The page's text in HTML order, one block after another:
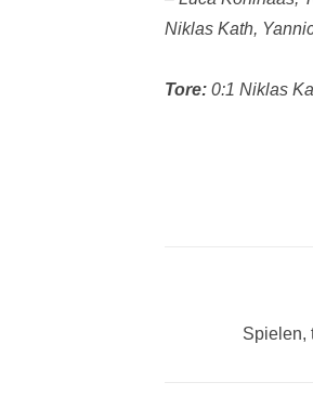
Niklas Kath,
Tore: 0:1 Niklas
Previous
Spielen,